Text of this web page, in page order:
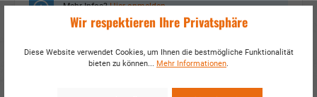
Mehr Infos?Hier anmelden
Wir respektieren Ihre Privatsphäre
Diese Website verwendet Cookies, um Ihnen die bestmögliche Funktionalität
bieten zu können... Mehr Informationen.